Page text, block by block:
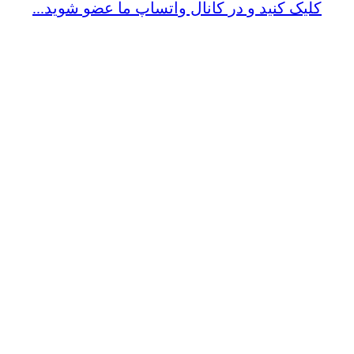
کلیک کنید و در کانال واتساپ ما عضو شوید...